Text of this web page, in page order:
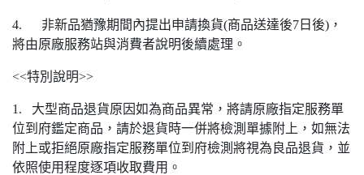
4. 非新品猶豫期間內提出申請換貨(商品送達後7日後)，
將由原廠服務站與消費者說明後續處理。
<<特別說明>>
1. 大型商品退貨原因如為商品異常，將請原廠指定服務單
位到府鑑定商品，請於退貨時一併將檢測單據附上，如無法
附上或拒絕原廠指定服務單位到府檢測將視為良品退貨，並
依照使用程度逐項收取費用。